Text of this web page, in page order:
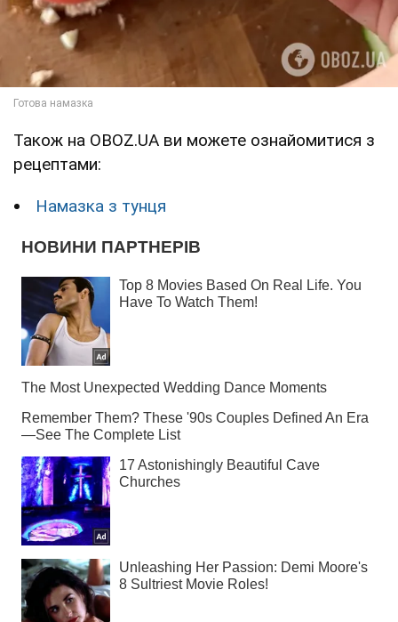
Також на OBOZ.UA ви можете ознайомитися з
рецептами:
Намазка з тунця